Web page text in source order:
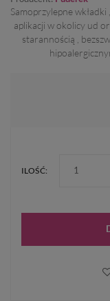
Samoprzylepne
aplikacji w okolicy ud
starannością ,
ILOŚĆ: